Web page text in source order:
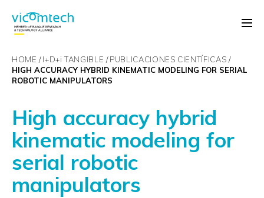
HOME I+D+i TANGIBLE PUBLICACIONES CIENTÍFICAS
HIGH ACCURACY HYBRID KINEMATIC MODELING FOR SERIAL
ROBOTIC MANIPULATORS
High accuracy hybrid
kinematic modeling for
serial robotic
manipulators